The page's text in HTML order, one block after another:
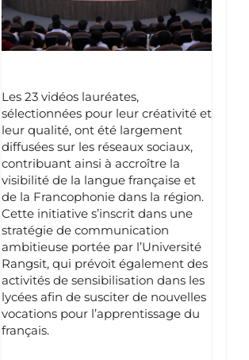
Les 23 vidéos lauréates,
sélectionnées pour leur créativité et
leur qualité, ont été largement
diffusées sur les réseaux sociaux,
contribuant ainsi à accroître la
visibilité de la langue française et
de la Francophonie dans la région.
Cette initiative s’inscrit dans une
stratégie de communication
ambitieuse portée par l’Université
Rangsit, qui prévoit également des
activités de sensibilisation dans les
lycées afin de susciter de nouvelles
vocations pour l’apprentissage du
français.